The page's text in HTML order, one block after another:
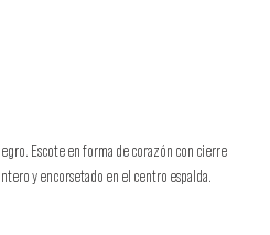
Escote en forma de corazón con cierre
y encorsetado en el centro espalda.